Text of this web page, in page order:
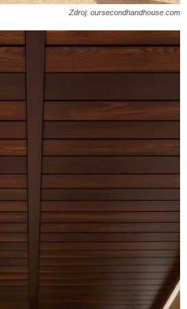
Zdroj: oursecondhandhouse.com